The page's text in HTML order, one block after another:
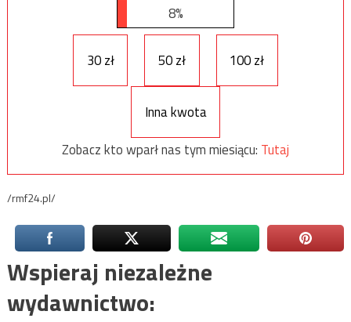
8%
30 zł 50 zł 100 zł
Inna kwota
Zobacz kto wparł nas tym miesiącu: Tutaj
/rmf24.pl/
Wspieraj niezależne
wydawnictwo: